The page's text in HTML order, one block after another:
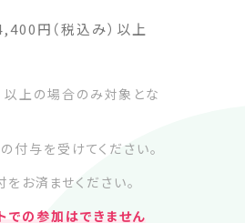
円（税込み）以上
上の場合のみ対象とな
付与を受けてください。
お済ませください。
での参加はできません